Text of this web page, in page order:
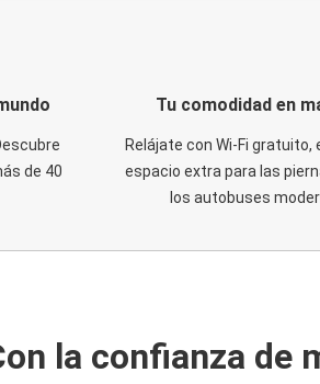
de 40
Tu comodidad en
Relájate con Wi-Fi gratuito,
espacio extra para las
los autobuses
la confianza de